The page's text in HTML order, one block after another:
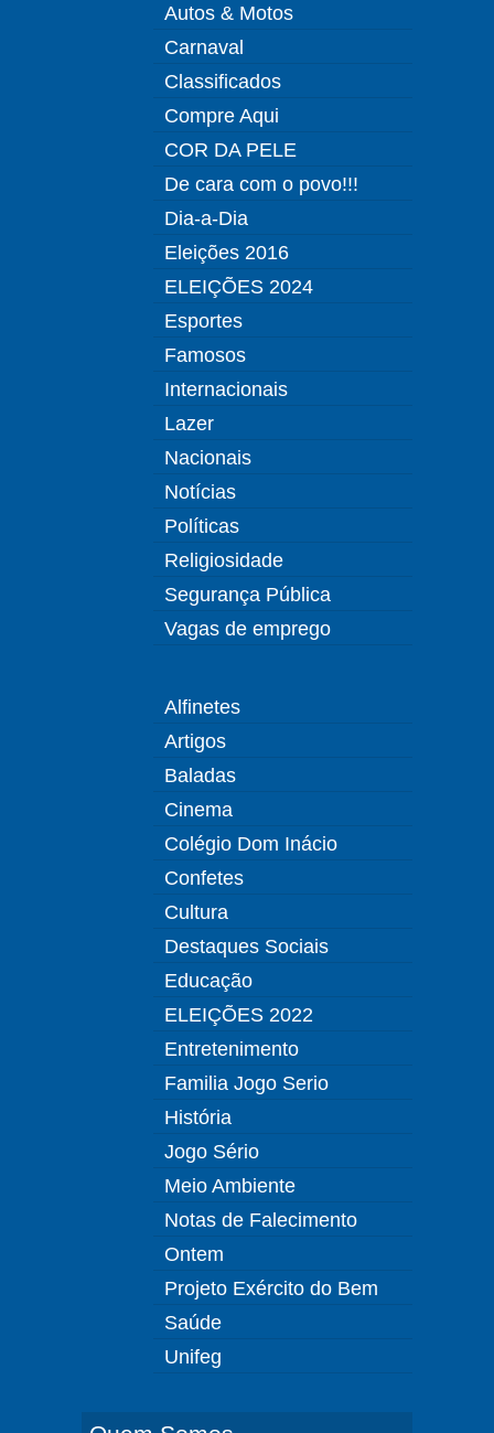
Autos & Motos
Carnaval
Classificados
Compre Aqui
COR DA PELE
De cara com o povo!!!
Dia-a-Dia
Eleições 2016
ELEIÇÕES 2024
Esportes
Famosos
Internacionais
Lazer
Nacionais
Notícias
Políticas
Religiosidade
Segurança Pública
Vagas de emprego
Alfinetes
Artigos
Baladas
Cinema
Colégio Dom Inácio
Confetes
Cultura
Destaques Sociais
Educação
ELEIÇÕES 2022
Entretenimento
Familia Jogo Serio
História
Jogo Sério
Meio Ambiente
Notas de Falecimento
Ontem
Projeto Exército do Bem
Saúde
Unifeg